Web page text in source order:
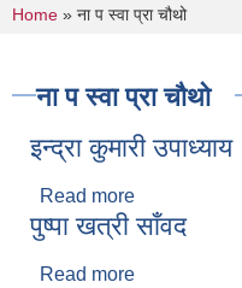
You are here
Home » ना प स्वा प्रा चौथो
ना प स्वा प्रा चौथो
इन्द्रा कुमारी उपाध्याय
Read more
पुष्पा खत्री साँवद
Read more